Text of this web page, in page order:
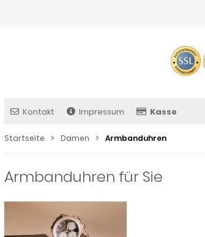
Kontakt Impressum Kasse
Startseite Damen Armbanduhren
Armbanduhren für Sie